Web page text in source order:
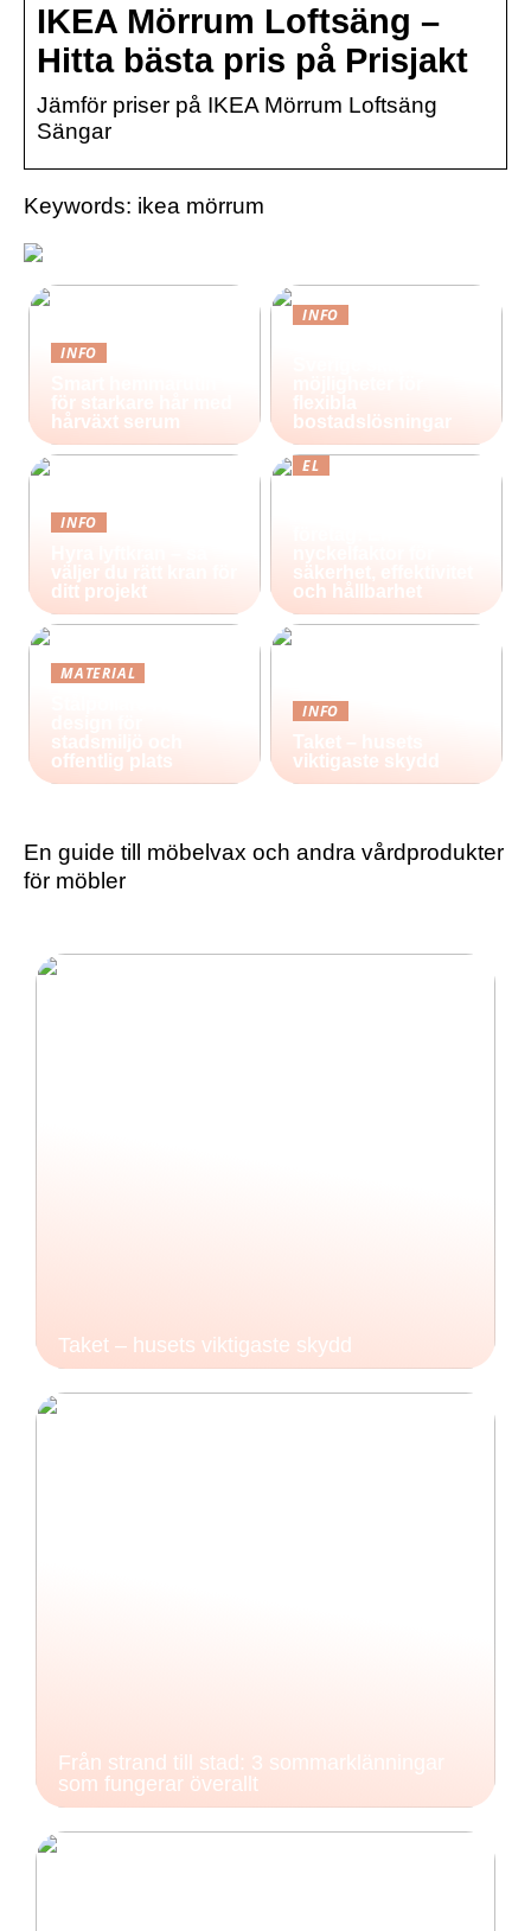
IKEA Mörrum Loftsäng –
Hitta bästa pris på Prisjakt
Jämför priser på IKEA Mörrum Loftsäng
Sängar
Keywords: ikea mörrum
INFO
för starkare hår med
hårväxt serum
INFO
flexibla
bostadslösningar
INFO
väljer du rätt kran för
ditt projekt
EL
säkerhet, effektivitet
och hållbarhet
MATERIAL
stadsmiljö och
offentlig plats
INFO
Taket – husets
viktigaste skydd
En guide till möbelvax och andra vårdprodukter
för möbler
Taket – husets viktigaste skydd
Från strand till stad: 3 sommarklänningar
som fungerar överallt